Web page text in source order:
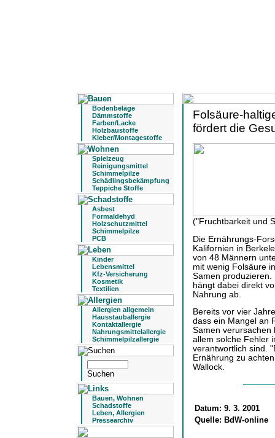
Bodenbeläge
Dämmstoffe
Farben/Lacke
Holzbaustoffe
Kleber/Montagestoffe
Spielzeug
Reinigungsmittel
Schimmelpilze
Schädlingsbekämpfung
Teppiche Stoffe
Asbest
Formaldehyd
Holzschutzmittel
Schimmelpilze
PCB
Kinder
Lebensmittel
Kfz-Versicherung
Kosmetik
Textilien
Allergien allgemein
Hausstauballergie
Kontaktallergie
Nahrungsmittelallergie
Schimmelpilzallergie
Bauen, Wohnen
Schadstoffe
Leben, Allergien
Pressearchiv
Folsäure-
fördert die
("Fruchtbarkeit und
Die Ernährungs-
Kalifornien in
von 48 Männern
mit wenig Folsäure
Samen produzieren.
hängt dabei direkt
Nahrung ab.
Bereits vor vier
dass ein Mangel an
Samen verursachen
allem solche Fehler
verantwortlich sind.
Ernährung zu
Wallock.
Datum: 9. 3. 2001
Quelle: BdW-online